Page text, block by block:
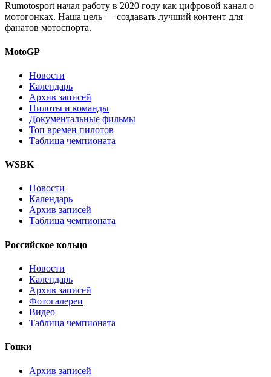
Rumotosport начал работу в 2020 году как цифровой канал о
мотогонках. Наша цель — создавать лучший контент для
фанатов мотоспорта.
MotoGP
Новости
Календарь
Архив записей
Пилоты и команды
Документальные фильмы
Топ времен пилотов
Таблица чемпионата
WSBK
Новости
Календарь
Архив записей
Таблица чемпионата
Российское кольцо
Новости
Календарь
Архив записей
Фотогалереи
Видео
Таблица чемпионата
Гонки
Архив записей